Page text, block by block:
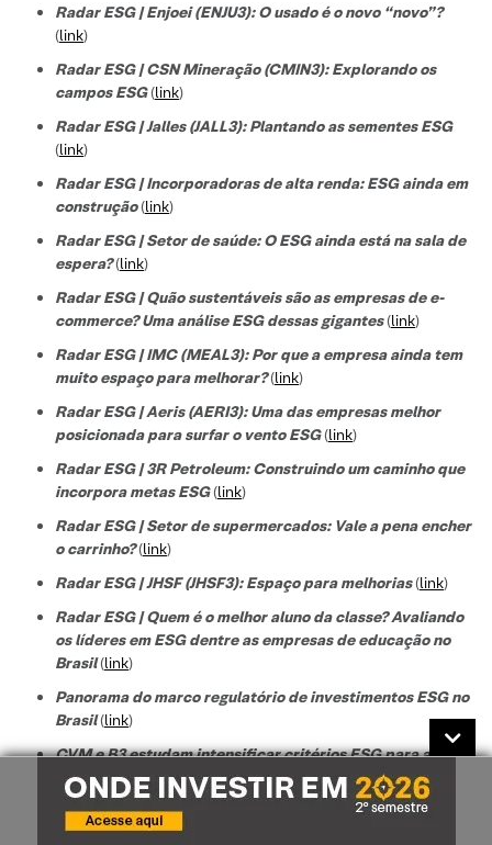
Radar ESG | Enjoei (ENJU3): O usado é o novo “novo”?
(link)
Radar ESG | CSN Mineração (CMIN3): Explorando os
campos ESG(link)
Radar ESG | Jalles (JALL3): Plantando as sementes ESG
(link)
Radar ESG | Incorporadoras de alta renda: ESG ainda em
construção(link)
Radar ESG | Setor de saúde: O ESG ainda está na sala de
espera?(link)
Radar ESG | Quão sustentáveis são as empresas de e-
commerce? Uma análise ESG dessas gigantes(link)
Radar ESG | IMC (MEAL3): Por que a empresa ainda tem
muito espaço para melhorar?(link)
Radar ESG | Aeris (AERI3): Uma das empresas melhor
posicionada para surfar o vento ESG(link)
Radar ESG | 3R Petroleum: Construindo um caminho que
incorpora metas ESG(link)
Radar ESG | Setor de supermercados: Vale a pena encher
o carrinho?(link)
Radar ESG | JHSF (JHSF3): Espaço para melhorias(link)
Radar ESG | Quem é o melhor aluno da classe? Avaliando
os líderes em ESG dentre as empresas de educação no
Brasil(link)
Panorama do marco regulatório de investimentos ESG no
Brasil(link)
CVM e B3 estudam intensificar critérios ESG para as
companhias listadas(link)
Radar ESG | Setor de vestuário e joias: ESG ainda na
confecção(link)